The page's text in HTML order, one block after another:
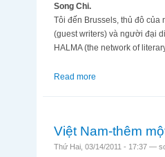
Song Chi.
Tôi đến Brussels, thủ đô của
(guest writers) và người đại
HALMA (the network of
Read more
Việt Nam-thêm
Thứ Hai, 03/14/2011 - 17:37 —